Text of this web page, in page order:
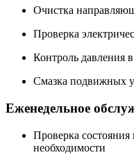
Очистка
Проверка
Контроль давления
Смазка подвижных
Еженедельное
Проверка
необходимости